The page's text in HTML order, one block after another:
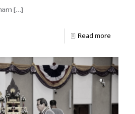
ทา […]
Read more